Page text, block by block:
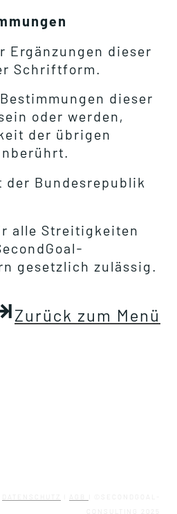
Ergänzungen dieser
Schriftform.
dieser
oder werden,
der übrigen
der Bundesrepublik
alle Streitigkeiten
gesetzlich zulässig.
Zurück zum Menü